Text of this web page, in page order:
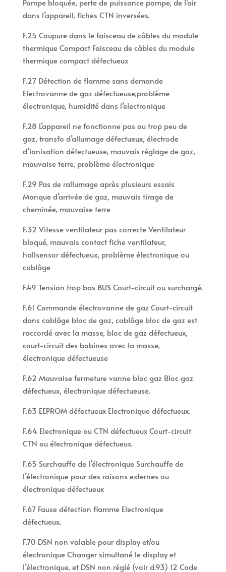
Pompe bloquée, perte de puissance pompe, de l’air
dans l’appareil, fiches CTN inversées.
F.25 Coupure dans le faisceau de câbles du module
thermique Compact Faisceau de câbles du module
thermique compact défectueux
F.27 Détection de flamme sans demande
Electrovanne de gaz défectueuse,problème
électronique, humidité dans l’electronique
F.28 L’appareil ne fonctionne pas ou trop peu de
gaz, transfo d’allumage défectueux, électrode
d’ionisation défectueuse, mauvais réglage de gaz,
mauvaise terre, problème électronique
F.29 Pas de rallumage après plusieurs essais
Manque d’arrivée de gaz, mauvais tirage de
cheminée, mauvaise terre
F.32 Vitesse ventilateur pas correcte Ventilateur
bloqué, mauvais contact fiche ventilateur,
hallsensor défectueux, problème électronique ou
cablâge
F.49 Tension trop bas BUS Court-circuit ou surchargé.
F.61 Commande électrovanne de gaz Court-circuit
dans cablâge bloc de gaz, cablâge bloc de gaz est
raccordé avec la masse, bloc de gaz défectueux,
court-circuit des bobines avec la masse,
électronique défectueuse
F.62 Mauvaise fermeture vanne bloc gaz Bloc gaz
défectueux, électronique défectueuse.
F.63 EEPROM défectueux Electronique défectueux.
F.64 Electronique ou CTN défectueux Court-circuit
CTN ou électronique défectueux.
F.65 Surchauffe de l’électronique Surchauffe de
l’électronique pour des raisons externes ou
électronique défectueux
F.67 Fause détection flamme Electronique
défectueux.
F.70 DSN non valable pour display et/ou
électronique Changer simultané le display et
l’électronique, et DSN non réglé (voir d.93) 12 Code